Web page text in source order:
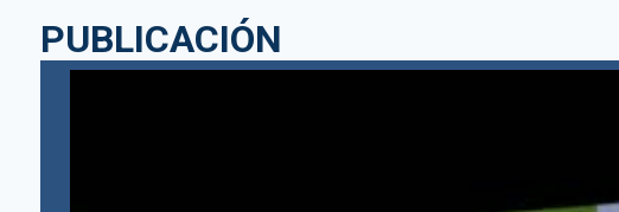
PUBLICACIÓN